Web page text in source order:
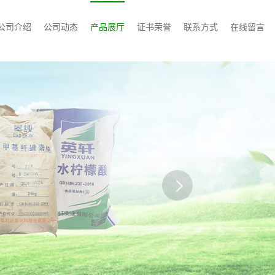
司介绍 公司动态 产品展厅 证书荣誉 联系方式 在线留言